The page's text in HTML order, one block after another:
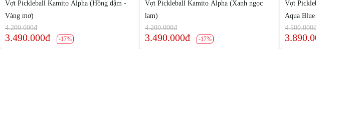
Vợt Pickleball Kamito Alpha (Hồng đậm -
Vàng mơ)
4.200.000đ
3.490.000đ -17%
Vợt Pickleball Kamito Alpha (Xanh ngọc
lam)
4.200.000đ
3.490.000đ -17%
Vợt Pickleball Elite Pro
Aqua Blue
4.500.000đ
3.890.000đ